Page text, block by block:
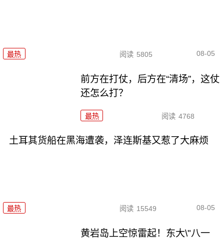
最热 阅读 5805 08-05
前方在打仗，后方在“清场”，这仗
还怎么打？
最热 阅读 4768
土耳其货船在黑海遭袭，泽连斯基又惹了大麻烦
最热 阅读 15549 08-05
黄岩岛上空惊雷起！东大\"八一